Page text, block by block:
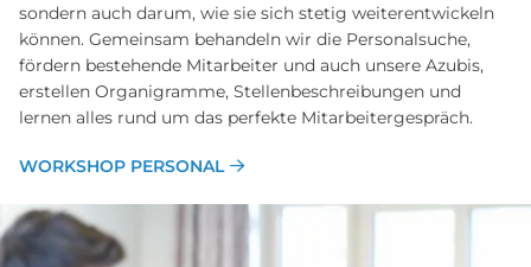
sondern auch darum, wie sie sich stetig weiterentwickeln
können. Gemeinsam behandeln wir die Personalsuche,
fördern bestehende Mitarbeiter und auch unsere Azubis,
erstellen Organigramme, Stellenbeschreibungen und
lernen alles rund um das perfekte Mitarbeitergespräch.
WORKSHOP PERSONAL